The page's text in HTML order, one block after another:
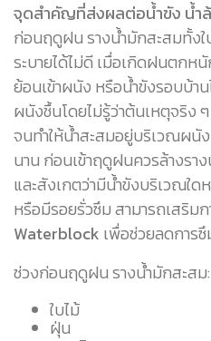
จุดสำคัญที่ส่งผลต่อน้ำขัง น้ำ
ก่อนฤดูฝน รางน้ำมักสะสมทั้งใ
ระบายได้ไม่ดี เมื่อเกิดฝนตกห
ย้อนเข้าผนัง หรือน้ำขังรอบบ้า
ผนังชื้นโดยไม่รู้ว่าต้นเหตุจริง
จนทำให้น้ำสะสมอยู่บริเวณผนัง
นาน ก่อนเข้าฤดูฝนควรล้างรา
และสังเกตว่ามีน้ำขังบริเวณใ
หรือมีรอยรั่วซึม สามารถเสริม
Waterblock เพื่อช่วยลดการ
ช่วงก่อนฤดูฝน รางน้ำมักสะสม:
ใบไม้
ฝุ่น